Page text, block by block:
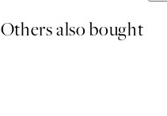
Others also bought